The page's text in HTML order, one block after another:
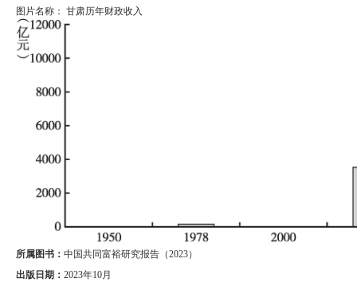
图片名称： 甘肃历年财政收入
所属图书： 中国共同富裕研究报告（2023）
出版日期： 2023年10月